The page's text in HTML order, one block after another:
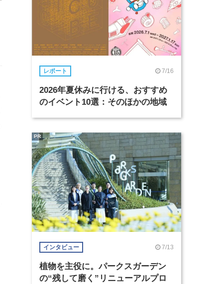
レポート 7/16
2026年夏休みに行ける、おすすめ
のイベント10選：そのほかの地域
インタビュー 7/13
植物を主役に。パークスガーデン
の“残して磨く”リニューアルプロ
PR